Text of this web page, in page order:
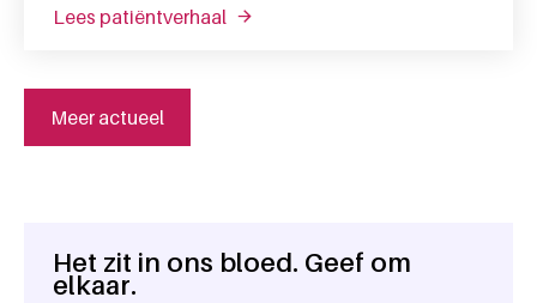
lees patiëntverhaal over susan: "zonder
Meer actueel
Algemene informatie
Het zit in ons bloed. Geef om
elkaar.